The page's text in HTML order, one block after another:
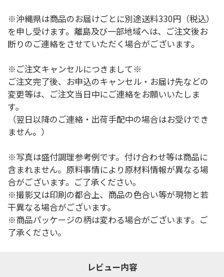
※沖縄県は商品のお届けごとに別途送料330円（税込）
を申し受けます。離島及び一部地域へは、ご注文後お
断りのご連絡をさせていただく場合がございます。
※ご注文キャンセルにつきまして※
ご注文完了後、お申込のキャンセル・お届け先などの
変更等は、ご注文当日中にご連絡をお願いいたしま
す。
（翌日以降のご連絡・出荷手配中の場合はお受けでき
ません。）
※写真は盛付調理参考例です。付け合わせ等は商品に
含まれません。原料事情により原材料情報が異なる場
合がございます。ご了承ください。
※撮影又は印刷の都合上、商品の色合い等が現物と若
干異なる場合がございます。
※商品パッケージの柄は変わる場合がございます。ご
了承ください。
レビュー内容